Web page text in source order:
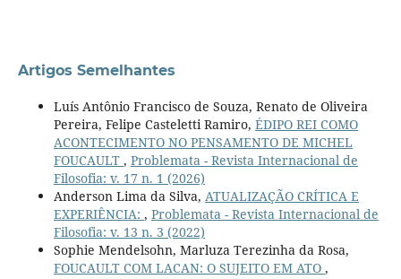
Artigos Semelhantes
Luís Antônio Francisco de Souza, Renato de Oliveira
Pereira, Felipe Casteletti Ramiro, ÉDIPO REI COMO
ACONTECIMENTO NO PENSAMENTO DE MICHEL
FOUCAULT , Problemata - Revista Internacional de
Filosofia: v. 17 n. 1 (2026)
Anderson Lima da Silva, ATUALIZAÇÃO CRÍTICA E
EXPERIÊNCIA: , Problemata - Revista Internacional de
Filosofia: v. 13 n. 3 (2022)
Sophie Mendelsohn, Marluza Terezinha da Rosa,
FOUCAULT COM LACAN: O SUJEITO EM ATO ,